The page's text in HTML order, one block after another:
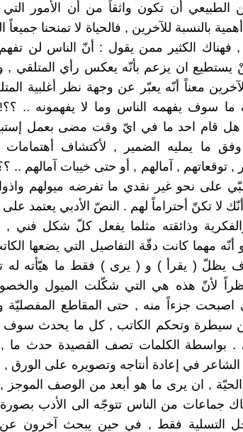
الطبيعي أن تكون واثقاً من أن الأمور التي
بالنسبة للآخرين , فالحياة لا تمنحنا جميعاً
, فهناك الكثير ممن يقول : أنّ الناس لن
يستطيع ان يزعم بأنّه يعكس رأي المتلقي ,
معناً أنّه يعبّر عن وجهة نظر أغلبية
سوف يفهمه الناس وما لا يفهمونه ..
. هل قام احد ما في ايّ وقت مضى بعمل
ما يمليه الضمير , لأكتشاف أهتمامات
, توقعاتهم , آمالهم , أو حتى خيبات آمالهم ..
على نحو غير نقدي ما تفرضه ميولهم
لا تكنّ أحتراماً لهم . النصّ الأدبي يعتمد
وذائقته مثلما يفعل كلّ شكل فني ,
أنّه مهما كانت دقّة التفاصيل التي يضعها
( يقرأ ) و ( يرى ) فقط ما هيّأته له
لأنّ هذه هي التي شكّلت الميول
اصبحت جزءاً منه , حتى المقاطع المفصليّة
سيطرة وتحكم الكاتب , كل ما يحدث سوف
. بواسطة الكلمات تصف القصيدة حدث ما ,
الشاعر في إعادة أنتاجه وتصويره على الورق ,
الحيّة , ان يرى ما هو أبعد من الوصف الموجز ,
جماعات من الناس تتوجّه الى الأدب
التسلية فقط , في حين يبحث آخرون عن